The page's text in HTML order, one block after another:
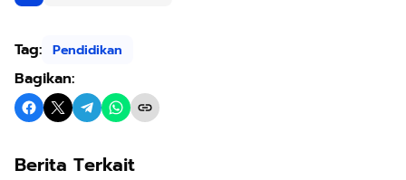
Tag: Pendidikan
Bagikan:
Berita Terkait